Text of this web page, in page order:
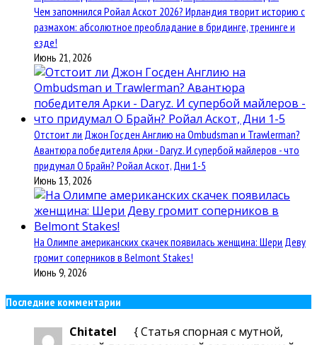
Чем запомнился Ройал Аскот 2026? Ирландия творит историю с
размахом: абсолютное преобладание в бридинге, тренинге и
езде!
Июнь 21, 2026
Отстоит ли Джон Госден Англию на Ombudsman и Trawlerman?
Авантюра победителя Арки - Daryz. И супербой майлеров - что
придумал О Брайн? Ройал Аскот, Дни 1-5
Июнь 13, 2026
На Олимпе американских скачек появилась женщина: Шери Деву
громит соперников в Belmont Stakes!
Июнь 9, 2026
Последние комментарии
Chitatel
{ Статья спорная с мутной,